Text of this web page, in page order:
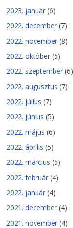
2023. január (6)
2022. december (7)
2022. november (8)
2022. október (6)
2022. szeptember (6)
2022. augusztus (7)
2022. július (7)
2022. június (5)
2022. május (6)
2022. április (5)
2022. március (6)
2022. február (4)
2022. január (4)
2021. december (4)
2021. november (4)